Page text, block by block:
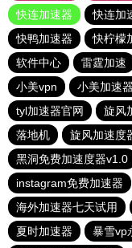
快连加速器
快连加
快鸭加速器
快柠檬
软件中心
雷霆加速
小美vpn
小美加速器
tyl加速器官网
旋风
落地机
旋风加速度
黑洞免费加速度器v1.0
instagram免费加速器
海外加速器七天试用
夏时加速器
暴雪vp